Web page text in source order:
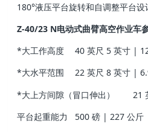
180°液压平台旋转和自调整平台
Z-40/23 N电动式曲臂高空作业车
*大工作高度
40 英尺 5 英寸 |
*大水平范围
22 英尺 8 英寸 |
*大上方间隙（冒口伸出）
21
平台起重能力
500 磅 | 227 公斤